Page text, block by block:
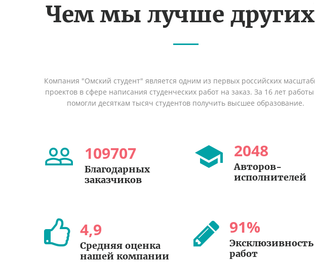
Чем мы лучше
Компания "Омский студент" является одним из первых российских
проектов в сфере написания студенческих работ на заказ. За 16 лет
помогли десяткам тысяч студентов получить высшее образование.
109707
Благодарных
заказчиков
2048
Авторов-
исполнителей
4,9
Средняя оценка
нашей компании
91%
Эксклюзивность
работ